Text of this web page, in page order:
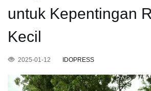
untuk Kepentingan
Kecil
2025-01-12 IDOPRESS